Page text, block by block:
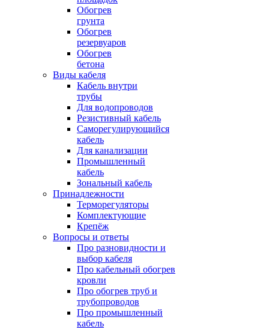
Обогрев
грунта
Обогрев
резервуаров
Обогрев
бетона
Виды кабеля
Кабель внутри
трубы
Для водопроводов
Резистивный кабель
Саморегулирующийся
кабель
Для канализации
Промышленный
кабель
Зональный кабель
Принадлежности
Терморегуляторы
Комплектующие
Крепёж
Вопросы и ответы
Про разновидности и
выбор кабеля
Про кабельный обогрев
кровли
Про обогрев труб и
трубопроводов
Про промышленный
кабель